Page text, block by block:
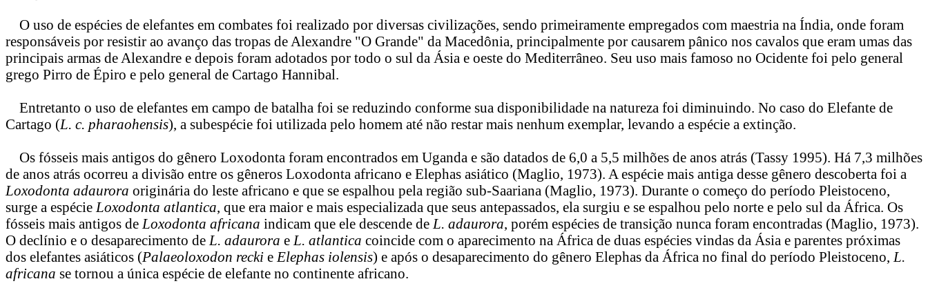
O uso de espécies de elefantes em combates foi realizado por diversas civilizações, sendo primeiramente empregados com maestria na Índia, onde foram
responsáveis por resistir ao avanço das tropas de Alexandre "O Grande" da Macedônia, principalmente por causarem pânico nos cavalos que eram umas das
principais armas de Alexandre e depois foram adotados por todo o sul da Ásia e oeste do Mediterrâneo. Seu uso mais famoso no Ocidente foi pelo general
grego Pirro de Épiro e pelo general de Cartago Hannibal.
Entretanto o uso de elefantes em campo de batalha foi se reduzindo conforme sua disponibilidade na natureza foi diminuindo. No caso do Elefante de
Cartago (L. c. pharaohensis), a subespécie foi utilizada pelo homem até não restar mais nenhum exemplar, levando a espécie a extinção.
Os fósseis mais antigos do gênero Loxodonta foram encontrados em Uganda e são datados de 6,0 a 5,5 milhões de anos atrás (Tassy 1995). Há 7,3 milhões
de anos atrás ocorreu a divisão entre os gêneros Loxodonta africano e Elephas asiático (Maglio, 1973). A espécie mais antiga desse gênero descoberta foi a
Loxodonta adaurora originária do leste africano e que se espalhou pela região sub-Saariana (Maglio, 1973). Durante o começo do período Pleistoceno,
surge a espécie Loxodonta atlantica, que era maior e mais especializada que seus antepassados, ela surgiu e se espalhou pelo norte e pelo sul da África. Os
fósseis mais antigos de Loxodonta africana indicam que ele descende de L. adaurora, porém espécies de transição nunca foram encontradas (Maglio, 1973).
O declínio e o desaparecimento de L. adaurora e L. atlantica coincide com o aparecimento na África de duas espécies vindas da Ásia e parentes próximas
dos elefantes asiáticos (Palaeoloxodon recki e Elephas iolensis) e após o desaparecimento do gênero Elephas da África no final do período Pleistoceno, L.
africana se tornou a única espécie de elefante no continente africano.